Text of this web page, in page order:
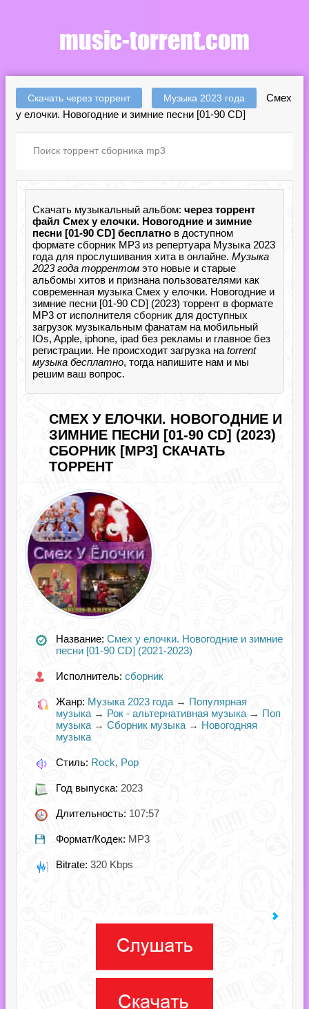
Скачать через торрент Музыка 2023 года
Смех
у елочки. Новогодние и зимние песни [01-90 CD]
Скачать музыкальный альбом: через торрент
файл Смех у елочки. Новогодние и зимние
песни [01-90 CD] бесплатно в доступном
формате сборник MP3 из репертуара Музыка 2023
года для прослушивания хита в онлайне. Музыка
2023 года торрентом это новые и старые
альбомы хитов и признана пользователями как
современная музыка Смех у елочки. Новогодние и
зимние песни [01-90 CD] (2023) торрент в формате
MP3 от исполнителя сборник для доступных
загрузок музыкальным фанатам на мобильный
IOs, Apple, iphone, ipad без рекламы и главное без
регистрации. Не происходит загрузка на torrent
музыка бесплатно, тогда напишите нам и мы
решим ваш вопрос.
СМЕХ У ЕЛОЧКИ. НОВОГОДНИЕ И
ЗИМНИЕ ПЕСНИ [01-90 CD] (2023)
СБОРНИК [MP3] СКАЧАТЬ
ТОРРЕНТ
Название: Смех у елочки. Новогодние и зимние
песни [01-90 CD] (2021-2023)
Исполнитель: сборник
Жанр: Музыка 2023 года → Популярная
музыка → Рок - альтернативная музыка → Поп
музыка → Сборник музыка → Новогодняя
музыка
Стиль: Rock, Pop
Год выпуска: 2023
Длительность: 107:57
Формат/Кодек: MP3
Bitrate: 320 Kbps